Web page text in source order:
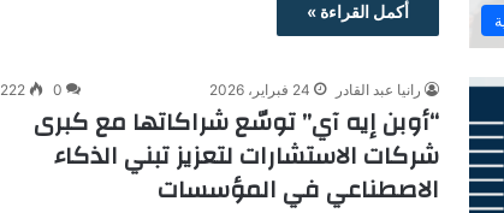
أكمل القراءة »
رانيا عبد القادر 24 فبراير، 2026 0
222
“أوبن إيه آي” توسّع شراكاتها مع كبرى
شركات الاستشارات لتعزيز تبني الذكاء
الاصطناعي في المؤسسات